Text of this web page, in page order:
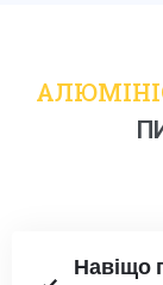
Навіщо